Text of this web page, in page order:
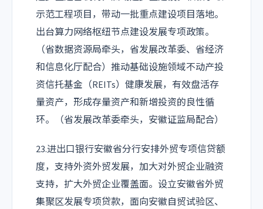
示范工程项目，带动一批重点建设项目落地。
出台算力网络枢纽节点建设发展专项政策。
（省数据资源局牵头，省发展改革委、省经济
和信息化厅配合）推动基础设施领域不动产投
资信托基金（REITs）健康发展，有效盘活存
量资产，形成存量资产和新增投资的良性循
环。（省发展改革委牵头，安徽证监局配合）
23.进出口银行安徽省分行安排外贸专项信贷额
度，支持外资外贸发展，加大对外贸企业融资
支持，扩大外贸企业覆盖面。设立安徽省外贸
集聚区发展专项贷款，面向安徽自贸试验区、